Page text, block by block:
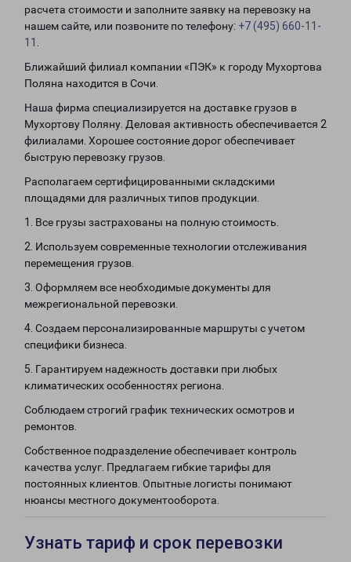
расчета стоимости и заполните заявку на перевозку на
нашем сайте, или позвоните по телефону: +7 (495) 660-11-
11
Ближайший филиал компании «ПЭК» к городу Мухортова
Поляна находится в Сочи.
Наша фирма специализируется на доставке грузов в
Мухортову Поляну. Деловая активность обеспечивается 2
филиалами. Хорошее состояние дорог обеспечивает
быструю перевозку грузов.
Располагаем сертифицированными складскими
площадями для различных типов продукции.
1. Все грузы застрахованы на полную стоимость.
2. Используем современные технологии отслеживания
перемещения грузов.
3. Оформляем все необходимые документы для
межрегиональной перевозки.
4. Создаем персонализированные маршруты с учетом
специфики бизнеса.
5. Гарантируем надежность доставки при любых
климатических особенностях региона.
Соблюдаем строгий график технических осмотров и
ремонтов.
Собственное подразделение обеспечивает контроль
качества услуг. Предлагаем гибкие тарифы для
постоянных клиентов. Опытные логисты понимают
нюансы местного документооборота.
Узнать тариф и срок перевозки